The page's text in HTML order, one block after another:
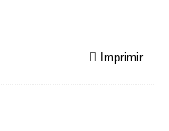
Imprimir